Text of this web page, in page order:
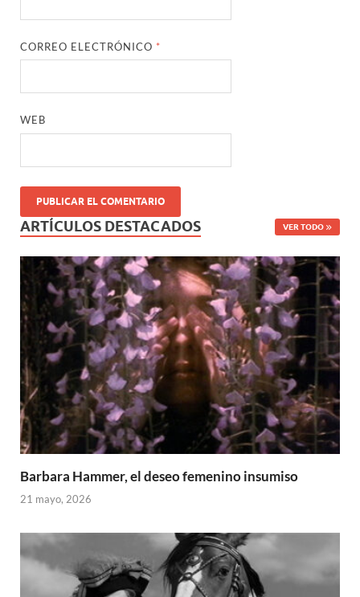
CORREO ELECTRÓNICO *
WEB
ARTÍCULOS DESTACADOS VER TODO
Barbara Hammer, el deseo femenino insumiso
21 mayo, 2026